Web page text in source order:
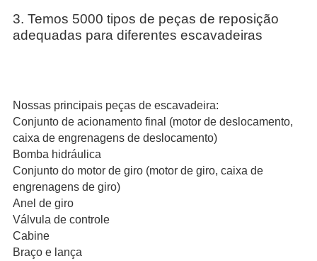
3. Temos 5000 tipos de peças de reposição
adequadas para diferentes escavadeiras
Nossas principais peças de escavadeira:
Conjunto de acionamento final (motor de deslocamento,
caixa de engrenagens de deslocamento)
Bomba hidráulica
Conjunto do motor de giro (motor de giro, caixa de
engrenagens de giro)
Anel de giro
Válvula de controle
Cabine
Braço e lança